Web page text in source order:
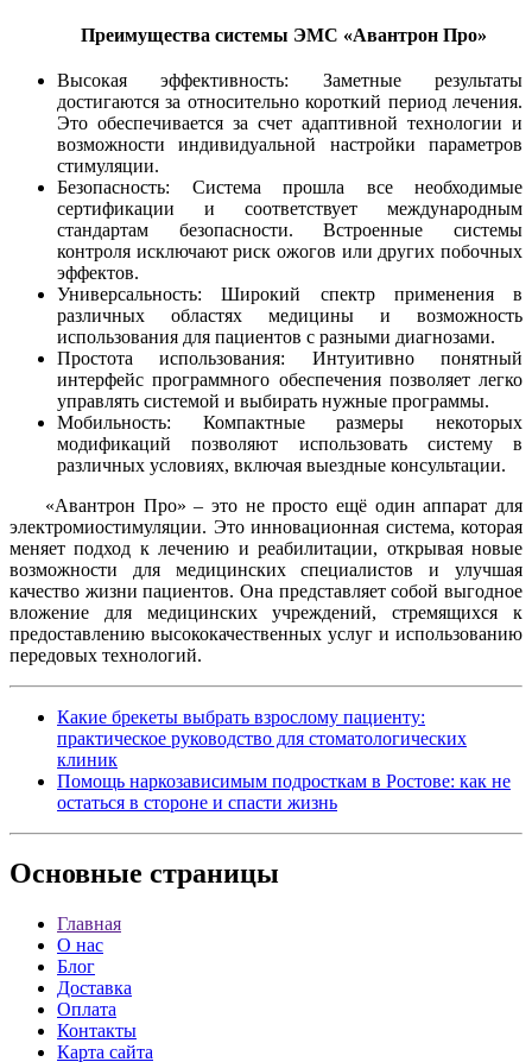
Преимущества системы ЭМС «Авантрон Про»
Высокая эффективность: Заметные результаты
достигаются за относительно короткий период лечения.
Это обеспечивается за счет адаптивной технологии и
возможности индивидуальной настройки параметров
стимуляции.
Безопасность: Система прошла все необходимые
сертификации и соответствует международным
стандартам безопасности. Встроенные системы
контроля исключают риск ожогов или других побочных
эффектов.
Универсальность: Широкий спектр применения в
различных областях медицины и возможность
использования для пациентов с разными диагнозами.
Простота использования: Интуитивно понятный
интерфейс программного обеспечения позволяет легко
управлять системой и выбирать нужные программы.
Мобильность: Компактные размеры некоторых
модификаций позволяют использовать систему в
различных условиях, включая выездные консультации.
«Авантрон Про» – это не просто ещё один аппарат для
электромиостимуляции. Это инновационная система, которая
меняет подход к лечению и реабилитации, открывая новые
возможности для медицинских специалистов и улучшая
качество жизни пациентов. Она представляет собой выгодное
вложение для медицинских учреждений, стремящихся к
предоставлению высококачественных услуг и использованию
передовых технологий.
Какие брекеты выбрать взрослому пациенту:
практическое руководство для стоматологических
клиник
Помощь наркозависимым подросткам в Ростове: как не
остаться в стороне и спасти жизнь
Основные страницы
Главная
О нас
Блог
Доставка
Оплата
Контакты
Карта сайта